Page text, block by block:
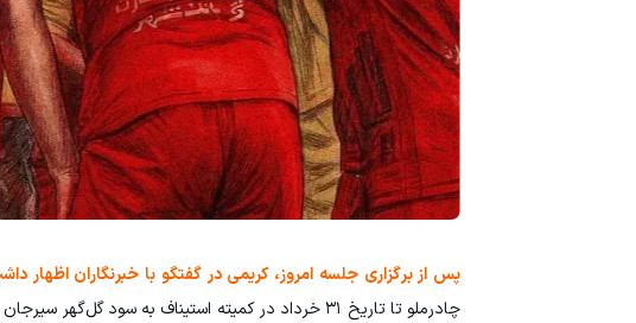
پس از برگزاری جلسه امروز، کریمی در گفتگو با خبرنگاران اظهار
چادرملو تا تاریخ ۳۱ خرداد در کمیته استیناف به سود